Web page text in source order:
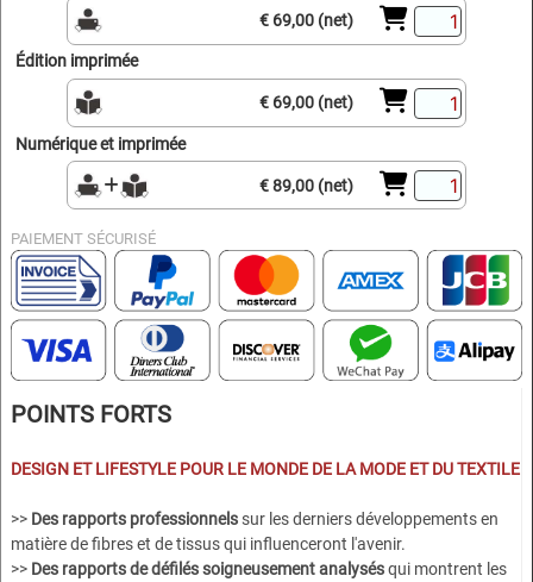
€ 69,00 (net)
Édition imprimée
€ 69,00 (net)
Numérique et imprimée
€ 89,00 (net)
PAIEMENT SÉCURISÉ
POINTS FORTS
DESIGN ET LIFESTYLE POUR LE MONDE DE LA MODE ET DU TEXTILE
>> Des rapports professionnels sur les derniers développements en
matière de fibres et de tissus qui influenceront l'avenir.
>> Des rapports de défilés soigneusement analysésqui montrent les